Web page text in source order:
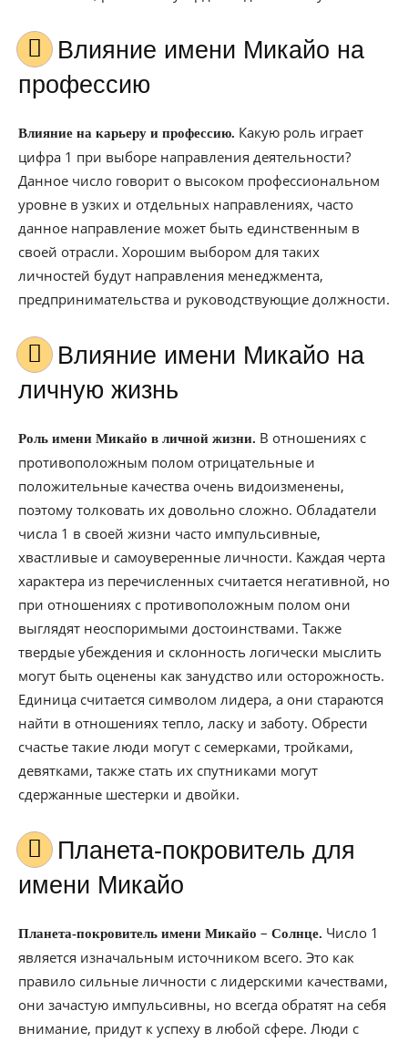
Влияние имени Микайо на
профессию
Влияние на карьеру и профессию. Какую роль играет
цифра 1 при выборе направления деятельности?
Данное число говорит о высоком профессиональном
уровне в узких и отдельных направлениях, часто
данное направление может быть единственным в
своей отрасли. Хорошим выбором для таких
личностей будут направления менеджмента,
предпринимательства и руководствующие должности.
Влияние имени Микайо на
личную жизнь
Роль имени Микайо в личной жизни. В отношениях с
противоположным полом отрицательные и
положительные качества очень видоизменены,
поэтому толковать их довольно сложно. Обладатели
числа 1 в своей жизни часто импульсивные,
хвастливые и самоуверенные личности. Каждая черта
характера из перечисленных считается негативной, но
при отношениях с противоположным полом они
выглядят неоспоримыми достоинствами. Также
твердые убеждения и склонность логически мыслить
могут быть оценены как занудство или осторожность.
Единица считается символом лидера, а они стараются
найти в отношениях тепло, ласку и заботу. Обрести
счастье такие люди могут с семерками, тройками,
девятками, также стать их спутниками могут
сдержанные шестерки и двойки.
Планета-покровитель для
имени Микайо
Планета-покровитель имени Микайо – Солнце. Число 1
является изначальным источником всего. Это как
правило сильные личности с лидерскими качествами,
они зачастую импульсивны, но всегда обратят на себя
внимание, придут к успеху в любой сфере. Люди с